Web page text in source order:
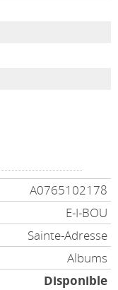
A0765102178
E-I-BOU
Sainte-Adresse
Albums
Disponible